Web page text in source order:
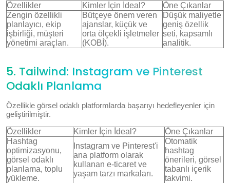
Özellikler
Kimler İçin İdeal?
Öne Çıkanlar
Zengin özellikli
planlayıcı, ekip
işbirliği, müşteri
yönetimi araçları.
Bütçeye önem veren
ajanslar, küçük ve
orta ölçekli işletmeler
(KOBİ).
Düşük maliyetle
geniş özellik
seti, kapsamlı
analitik.
5. Tailwind: Instagram ve Pinterest
Odaklı Planlama
Özellikle görsel odaklı platformlarda başarıyı hedefleyenler için
geliştirilmiştir.
Özellikler
Kimler İçin İdeal?
Öne Çıkanlar
Hashtag
optimizasyonu,
görsel odaklı
planlama, toplu
yükleme.
Instagram ve Pinterest'i
ana platform olarak
kullanan e-ticaret ve
yaşam tarzı markaları.
Otomatik
hashtag
önerileri, görsel
tabanlı içerik
takvimi.